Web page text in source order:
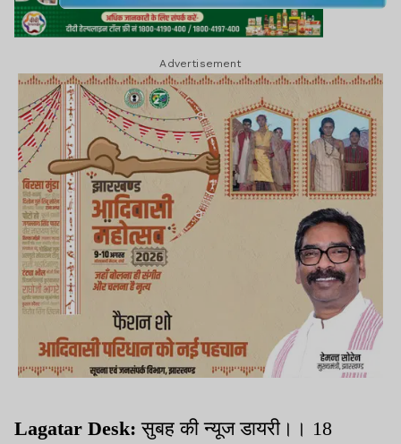
Advertisement
Lagatar Desk:सुबह की न्यूज डायरी।। 18